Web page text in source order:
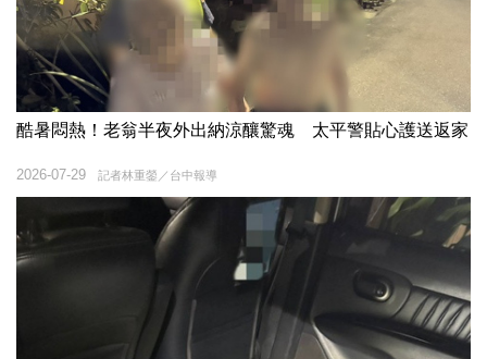
酷暑悶熱！老翁半夜外出納涼釀驚魂 太平警貼心護送返家
記者林重鎣／台中報導
2026-07-29